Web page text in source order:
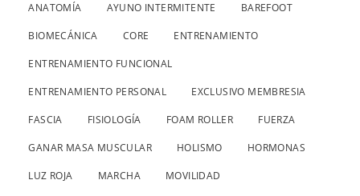
ANATOMÍA AYUNO INTERMITENTE BAREFOOT
BIOMECÁNICA CORE ENTRENAMIENTO
ENTRENAMIENTO FUNCIONAL
ENTRENAMIENTO PERSONAL EXCLUSIVO MEMBRESIA
FASCIA FISIOLOGÍA FOAM ROLLER FUERZA
GANAR MASA MUSCULAR HOLISMO HORMONAS
LUZ ROJA MARCHA MOVILIDAD